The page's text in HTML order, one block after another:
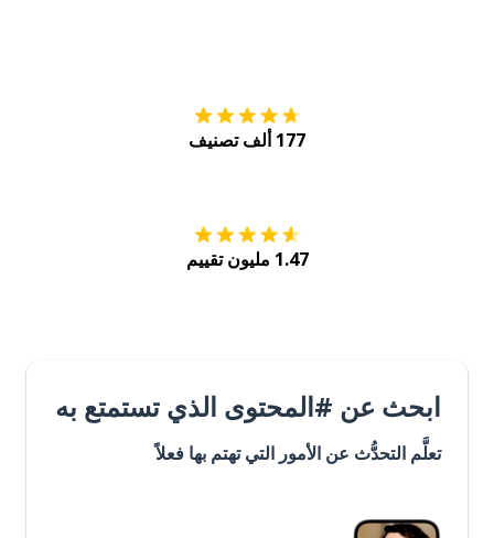
177 ألف تصنيف
1.47 مليون تقييم
ابحث عن #المحتوى الذي تستمتع به
تعلَّم التحدُّث عن الأمور التي تهتم بها فعلاً